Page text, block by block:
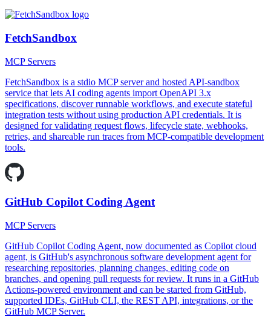
FetchSandbox
MCP Servers
FetchSandbox is a stdio MCP server and hosted API-sandbox
service that lets AI coding agents import OpenAPI 3.x
specifications, discover runnable workflows, and execute stateful
integration tests without using production API credentials. It is
designed for validating request flows, lifecycle state, webhooks,
retries, and shareable run traces from MCP-compatible development
tools.
GitHub Copilot Coding Agent
MCP Servers
GitHub Copilot Coding Agent, now documented as Copilot cloud
agent, is GitHub's asynchronous software development agent for
researching repositories, planning changes, editing code on
branches, and opening pull requests for review. It runs in a GitHub
Actions-powered environment and can be started from GitHub,
supported IDEs, GitHub CLI, the REST API, integrations, or the
GitHub MCP Server.